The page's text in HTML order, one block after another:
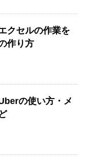
クセルの作業を
作り方
の使い方・メ